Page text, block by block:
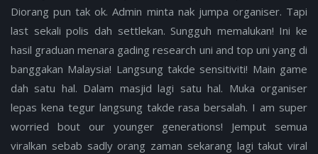
Diorang pun tak ok. Admin minta nak jumpa organiser. Tapi
last sekali polis dah settlekan. Sungguh memalukan! Ini ke
hasil graduan menara gading research uni and top uni yang di
banggakan Malaysia! Langsung takde sensitiviti! Main game
dah satu hal. Dalam masjid lagi satu hal. Muka organiser
lepas kena tegur langsung takde rasa bersalah. I am super
worried bout our younger generations! Jemput semua
viralkan sebab sadly orang zaman sekarang lagi takut viral